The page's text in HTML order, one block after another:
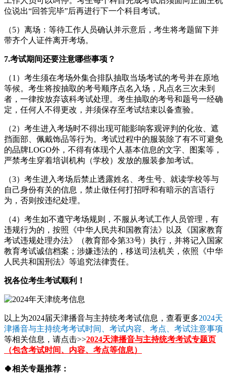
位说出“回答完毕”后再进行下一个科目考试。
（5）离场：等待工作人员确认并示意后，考生将考题留下并
带齐个人证件离开考场。
7.考试期间还要注意哪些事项？
（1）考生须在考场外集合排队抽取当场考试的考号并在原地
等候。考生将按抽取的考号顺序点名入场，凡点名三次未到
者，一律按放弃该科考试处理。考生抽取的考号和题号一经确
定，任何人不得更改，并须保存至考试结束以备查验。
（2）考生进入考场时不得出现可能影响客观评判的化妆、遮
挡面部、佩戴饰品等行为。考试过程中的服装除了有不可避免
的品牌LOGO外，不得有体现个人基本信息的文字、图案等，
严禁考生穿着培训机构（学校）发放的服装参加考试。
（3）考生进入考场后禁止透露姓名、考生号、就读学校等与
自己身份有关的信息，禁止做任何打招呼和有暗示的言语行
为，否则按违纪处理。
（4）考生如不遵守考场规则，不服从考试工作人员管理，有
违规行为的，按照《中华人民共和国教育法》以及《国家教育
考试违规处理办法》（教育部令第33号）执行，并将记入国家
教育考试诚信档案；涉嫌违法的，移送司法机关，依照《中华
人民共和国刑法》等追究法律责任。
祝各位考生考试顺利！
以上为2024届天津播音与主持统考考试信息，查看更多2024天
津播音与主持统考考试时间、考试内容、考点、考试注意事项
等相关信息，请点击>>2024天津播音与主持统考考试专题页
（包含考试时间、内容、考点等信息）
🍀相关专题推荐：